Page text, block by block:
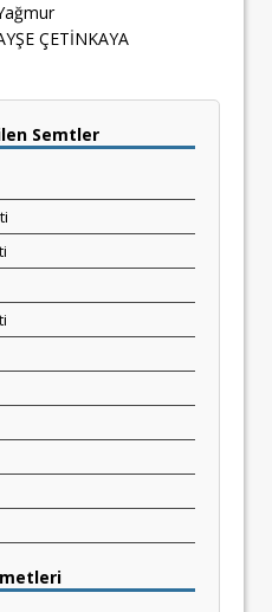
ÇETİNKAYA
Semtler